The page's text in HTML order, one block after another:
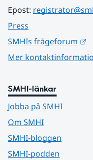
Epost:
Press
SMHIs frågeforum
Mer
SMHI-länkar
Jobba på SMHI
Om SMHI
SMHI-bloggen
SMHI-podden